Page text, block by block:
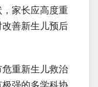
家长应高度重
善新生儿预后
重新生儿救治
强的多学科协